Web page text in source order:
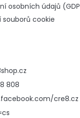
osobních údajů
souborů cookie
808
cre8.cz